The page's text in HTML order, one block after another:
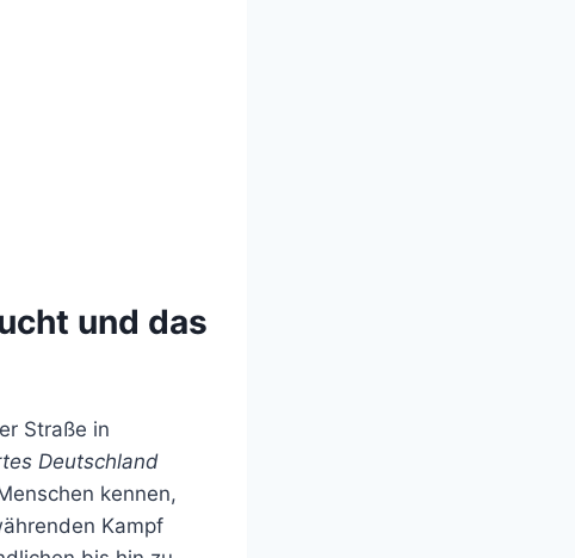
und das
Straße in
Deutschland
kennen,
Kampf